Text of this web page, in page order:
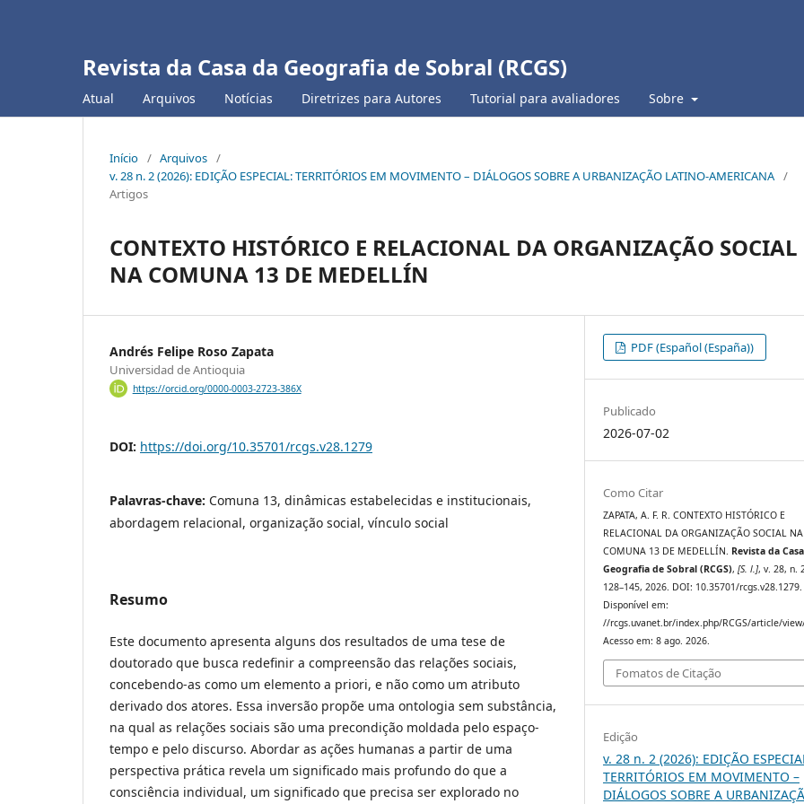
Revista da Casa da Geografia de Sobral (RCGS)
Atual Arquivos Notícias Diretrizes para Autores Tutorial para avaliadores Sobre
Início / Arquivos /
v. 28 n. 2 (2026): EDIÇÃO ESPECIAL: TERRITÓRIOS EM MOVIMENTO – DIÁLOGOS SOBRE A URBANIZAÇÃO LATINO-AMERICANA /
Artigos
CONTEXTO HISTÓRICO E RELACIONAL DA ORGANIZAÇÃO SOCIAL
NA COMUNA 13 DE MEDELLÍN
Andrés Felipe Roso Zapata
Universidad de Antioquia
https://orcid.org/0000-0003-2723-386X
DOI: https://doi.org/10.35701/rcgs.v28.1279
Palavras-chave: Comuna 13, dinâmicas estabelecidas e institucionais,
abordagem relacional, organização social, vínculo social
Resumo
Este documento apresenta alguns dos resultados de uma tese de
doutorado que busca redefinir a compreensão das relações sociais,
concebendo-as como um elemento a priori, e não como um atributo
derivado dos atores. Essa inversão propõe uma ontologia sem substância,
na qual as relações sociais são uma precondição moldada pelo espaço-
tempo e pelo discurso. Abordar as ações humanas a partir de uma
perspectiva prática revela um significado mais profundo do que a
consciência individual, um significado que precisa ser explorado no
PDF (Español (España))
Publicado
2026-07-02
Como Citar
ZAPATA, A. F. R. CONTEXTO HISTÓRICO E
RELACIONAL DA ORGANIZAÇÃO SOCIAL NA
COMUNA 13 DE MEDELLÍN. Revista da
Geografia de Sobral (RCGS),[S. l.], v. 28, n.
128–145, 2026. DOI: 10.35701/rcgs.v28.1279.
Disponível em:
//rcgs.uvanet.br/index.php/RCGS/article/
Acesso em: 8 ago. 2026.
Fomatos de Citação
Edição
v. 28 n. 2 (2026): EDIÇÃO
TERRITÓRIOS EM MOVIMENTO –
DIÁLOGOS SOBRE A